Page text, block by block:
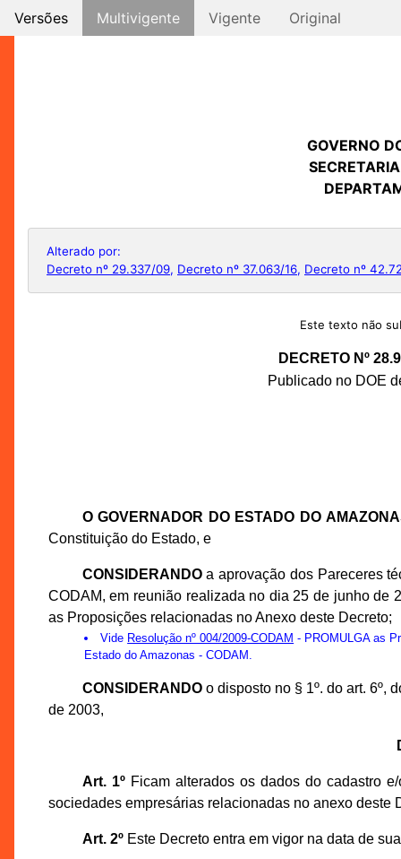
Versões Multivigente Vigente Original
GOVERNO
Alterado por:
Decreto nº 29.337/09, Decreto nº 37.063/16, Decreto nº
Este texto não
DECRETO Nº
Publicado no DOE
O GOVERNADOR DO ESTADO DO
Constituição do Estado, e
CONSIDERANDOa aprovação dos Pareceres
CODAM, em reunião realizada no dia 25 de junho de
as Proposições relacionadas no Anexo deste Decreto;
Vide Resolução nº 004/2009-CODAM - PROMULGA as
Estado do Amazonas - CODAM.
CONSIDERANDOo disposto no § 1º. do art. 6º,
de 2003,
Art. 1ºFicam alterados os dados do cadastro
sociedades empresárias relacionadas no anexo deste
Art. 2ºEste Decreto entra em vigor na data de